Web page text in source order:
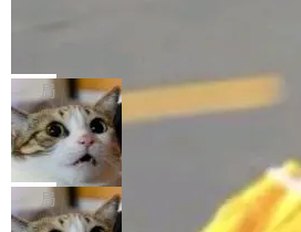
“启蒙老师”。 而今年，恰好是雷霄骅离世
年。FFmpeg 社区最终选择用一个大版本
字，留下了这份纪念。 雷霄骅曾是中国
数字电视技术方向的博士生，长期从事
频技...
编写程序，目标是完成电商平台作者信息
列表的数据匹配 —— 一项常规的数据处
务，最终却产生了 180 万美元的账单，
超出原定预算 860%。 更令人意外的是
最终并未成功落地，而高额算力消耗持
达 5 个月，公司直到财务对账时才察觉
e CEO Clément Delangue 在 CNBC 的
没有拐弯抹角。他说中国正在赢得 AI 竞
且按目前的速度，中国 AI 工具预计在今
2027 年就能追上美国前沿实验室的水平
ngue 把原因归结为一件事：开放协作。
AI 开发者在一个共享和协作的生态里加
局
当 AI agent 把源码变成了最好的扩展
统，开发者工具必须开源
五年前，David Crawshaw 问过很多软
一个问题：你写过什么给自己用的程序
乎都是没有。工程师们整天用别人写的
局